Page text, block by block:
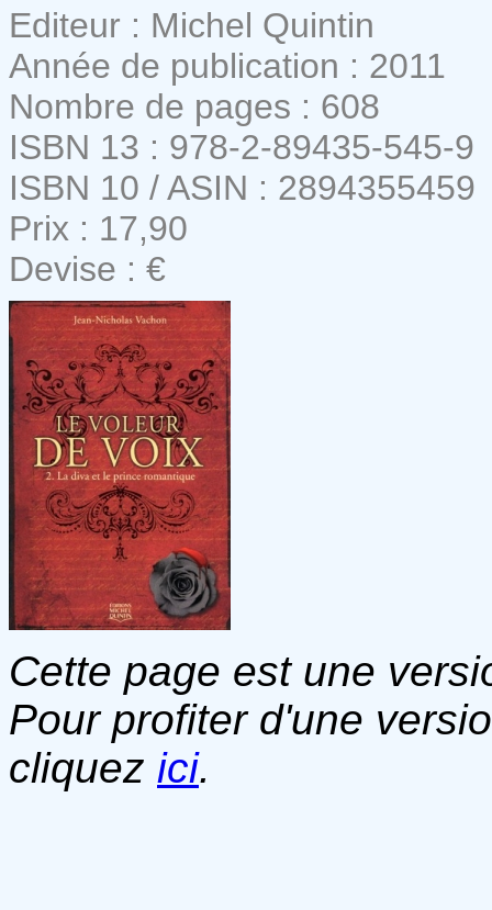
Editeur : Michel Quintin
Année de publication : 2011
Nombre de pages : 608
ISBN 13 : 978-2-89435-545-9
ISBN 10 / ASIN : 2894355459
Prix : 17,90
Devise : €
Cette page est une
Pour profiter d'une
cliquez ici.